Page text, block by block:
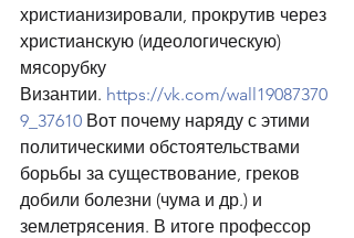
христианизировали, прокрутив через
христианскую (идеологическую)
мясорубку
Византии. https://vk.com/wall19087370
9_37610 Вот почему наряду с этими
политическими обстоятельствами
борьбы за существование, греков
добили болезни (чума и др.) и
землетрясения. В итоге профессор